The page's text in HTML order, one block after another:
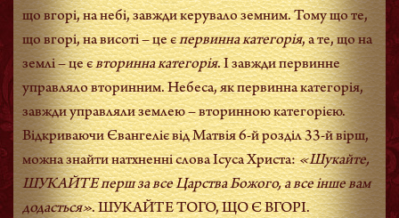
що вгорі, на небі, завжди керувало земним. Тому що те,
що вгорі, на висоті – це єпервинна категорія, а те, що на
землі – це євторинна категорія. І завжди первинне
управляло вторинним. Небеса, як первинна категорія,
завжди управляли землею – вторинною категорією.
Відкриваючи Євангеліє від Матвія 6-й розділ 33-й вірш,
можна знайти натхненні слова Ісуса Христа:«Шукайте,
ШУКАЙТЕ перш за все Царства Божого, а все інше вам
додасться». ШУКАЙТЕ ТОГО, ЩО Є ВГОРІ.